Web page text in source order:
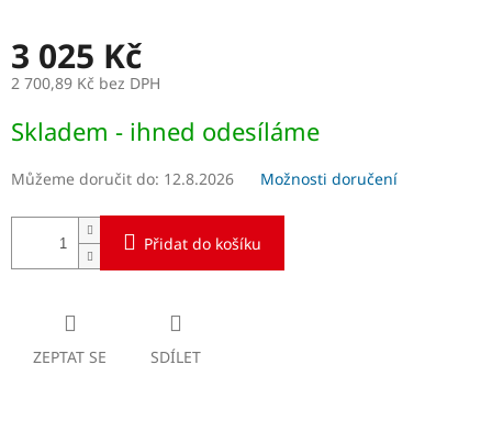
3 025 Kč
2 700,89 Kč bez DPH
cena:
Skladem - ihned odesíláme
Můžeme doručit do: 12.8.2026 Možnosti doručení
Přidat do košíku
ZEPTAT SE SDÍLET